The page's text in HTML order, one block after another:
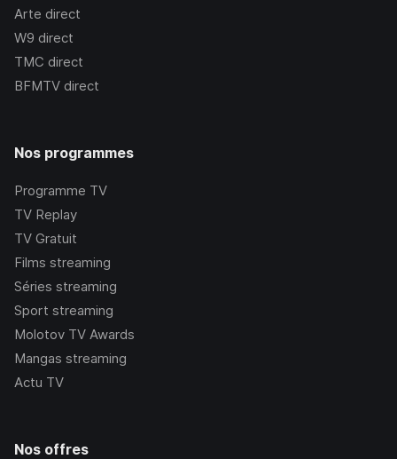
Arte direct
W9 direct
TMC direct
BFMTV direct
Nos programmes
Programme TV
TV Replay
TV Gratuit
Films streaming
Séries streaming
Sport streaming
Molotov TV Awards
Mangas streaming
Actu TV
Nos offres